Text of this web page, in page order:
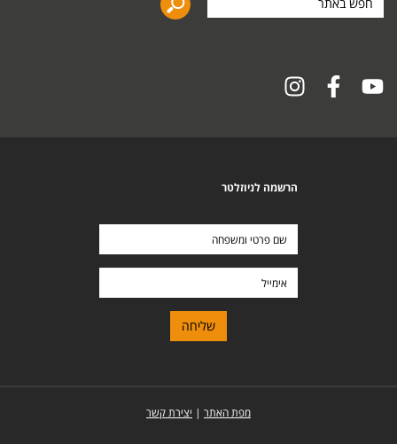
באתר
הרשמה לניוזלטר
מפת האתר | יצירת קשר